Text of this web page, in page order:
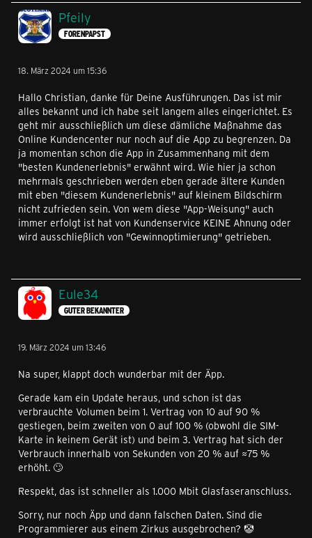
Pfeily
FORENPAPST
18. März 2024 um 15:36
Hallo Christian, danke für Deine Ausführungen. Das ist mir
alles bekannt und ich habe seit langem alles eingerichtet. Es
geht mir ausschließlich um diese dämliche Maßnahme das
Online Kundencenter nur noch auf die App zu begrenzen. Da
ja momentan schon die App in Zusammenhang mit dem
"besten Kundenerlebnis" erwähnt wird. Wie hier ja schon
mehrmals geschrieben werden eben gerade ältere Kunden
mit eben "diesem Kundenerlebnis" auf kleinem Bildschirm
nicht zufrieden sein. Von wem diese "App-Weisung" auch
immer erfolgt ist hat von Kundenservice KEINE Ahnung oder
wird ausschließlich von "Gewinnoptimierung" getrieben.
Eule34
GUTER BEKANNTER
19. März 2024 um 13:46
Na super, klappt doch wunderbar mit der Äpp.
Gerade kam ein Update heraus, und schon ist das
verbrauchte Volumen beim 1. Vertrag von 10 auf 90 %
gestiegen, beim zweiten von 0 auf 100 % (obwohl die SIM-
Karte in keinem Gerät ist) und beim 3. Vertrag hat sich der
Verbrauch innerhalb von Sekunden von 20 % auf ≈75 %
erhöht. 🙄
Respekt, das ist schneller als 1.000 Mbit Glasfaseranschluss.
Sorry, nur noch Äpp und dann falschen Daten. Sind die
Programmierer aus einem Zirkus ausgebrochen? 🤡